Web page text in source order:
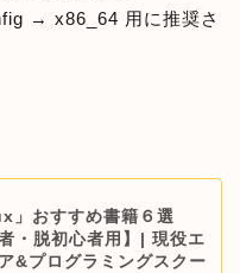
→ x86_64 用に推奨さ
」おすすめ書籍６選
者・脱初心者用】| 現役エ
&プログラミングスクー